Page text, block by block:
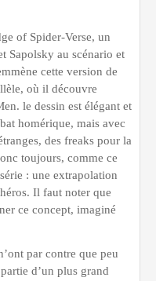
of Spider-Verse, un
Sapolsky au scénario et
cette version de
où il découvre
le dessin est élégant et
homérique, mais avec
des freaks pour la
toujours, comme ce
: une extrapolation
Il faut noter que
ce concept, imaginé
par contre que peu
d’un plus grand